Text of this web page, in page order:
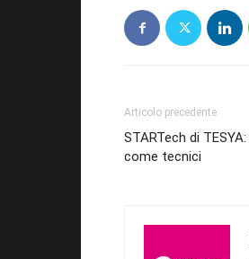
Articolo precedente
STARTech di
come tecnici